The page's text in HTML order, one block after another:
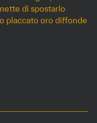
di spostarlo
placcato oro diffonde